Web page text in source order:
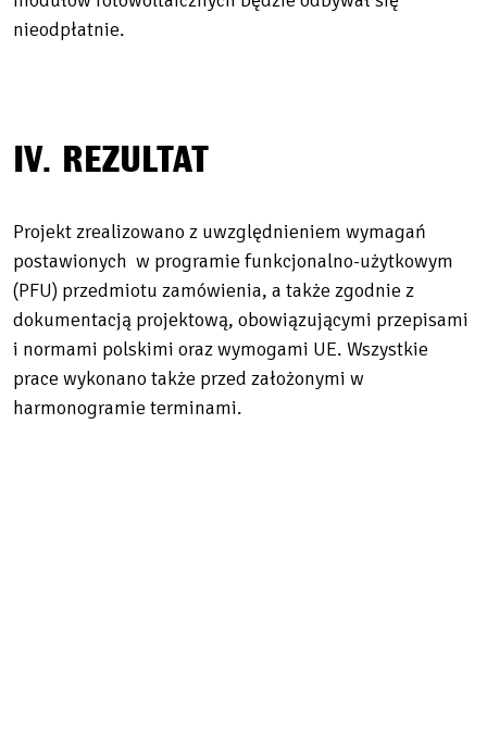
nieodpłatnie.
IV. REZULTAT
Projekt zrealizowano z uwzględnieniem wymagań
postawionych w programie funkcjonalno-użytkowym
(PFU) przedmiotu zamówienia, a także zgodnie z
dokumentacją projektową, obowiązującymi przepisami
i normami polskimi oraz wymogami UE. Wszystkie
prace wykonano także przed założonymi w
harmonogramie terminami.